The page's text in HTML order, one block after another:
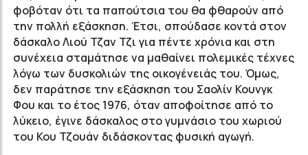
φοβόταν ότι τα παπούτσια του θα φθαρούν από
την πολλή εξάσκηση. Έτσι, σπούδασε κοντά στον
δάσκαλο Λιού Τζαν Τζι για πέντε χρόνια και στη
συνέχεια σταμάτησε να μαθαίνει πολεμικές τέχνες
λόγω των δυσκολιών της οικογένειάς του. Όμως,
δεν παράτησε την εξάσκηση του Σαολίν Κουνγκ
Φου και το έτος 1976, όταν αποφοίτησε από το
λύκειο, έγινε δάσκαλος στο γυμνάσιο του χωριού
του Κου Τζουάν διδάσκοντας φυσική αγωγή.